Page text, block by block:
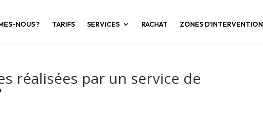
NOUS ? TARIFS SERVICES RACHAT ZONES D’INTERVENTION
réalisées par un service de